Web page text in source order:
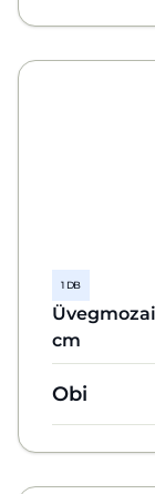
1 DB
cm
Obi